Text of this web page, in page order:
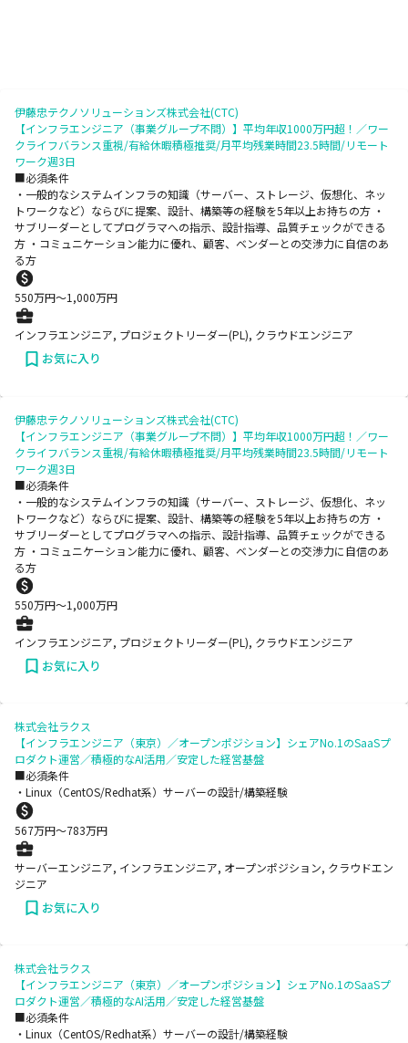
伊藤忠テクノソリューションズ株式会社(CTC)
【インフラエンジニア（事業グループ不問）】平均年収1000万円超！／ワー
クライフバランス重視/有給休暇積極推奨/月平均残業時間23.5時間/リモート
ワーク週3日
■必須条件
・一般的なシステムインフラの知識（サーバー、ストレージ、仮想化、ネッ
トワークなど）ならびに提案、設計、構築等の経験を5年以上お持ちの方 ・
サブリーダーとしてプログラマへの指示、設計指導、品質チェックができる
方 ・コミュニケーション能力に優れ、顧客、ベンダーとの交渉力に自信のあ
る方
550万円〜1,000万円
インフラエンジニア, プロジェクトリーダー(PL), クラウドエンジニア
お気に入り
伊藤忠テクノソリューションズ株式会社(CTC)
【インフラエンジニア（事業グループ不問）】平均年収1000万円超！／ワー
クライフバランス重視/有給休暇積極推奨/月平均残業時間23.5時間/リモート
ワーク週3日
■必須条件
・一般的なシステムインフラの知識（サーバー、ストレージ、仮想化、ネッ
トワークなど）ならびに提案、設計、構築等の経験を5年以上お持ちの方 ・
サブリーダーとしてプログラマへの指示、設計指導、品質チェックができる
方 ・コミュニケーション能力に優れ、顧客、ベンダーとの交渉力に自信のあ
る方
550万円〜1,000万円
インフラエンジニア, プロジェクトリーダー(PL), クラウドエンジニア
お気に入り
株式会社ラクス
【インフラエンジニア（東京）／オープンポジション】シェアNo.1のSaaSプ
ロダクト運営／積極的なAI活用／安定した経営基盤
■必須条件
・Linux（CentOS/Redhat系）サーバーの設計/構築経験
567万円〜783万円
サーバーエンジニア, インフラエンジニア, オープンポジション, クラウドエン
ジニア
お気に入り
株式会社ラクス
【インフラエンジニア（東京）／オープンポジション】シェアNo.1のSaaSプ
ロダクト運営／積極的なAI活用／安定した経営基盤
■必須条件
・Linux（CentOS/Redhat系）サーバーの設計/構築経験